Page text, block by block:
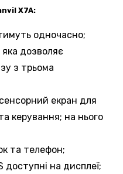
X7A:
одночасно;
дозволяє
з трьома
екран для
керування; на нього
та телефон;
доступні на дисплеї;